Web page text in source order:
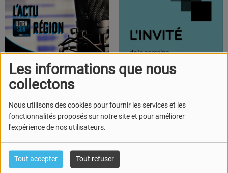
Les informations que nous
collectons
Nous utilisons des cookies pour fournir les services et les
fonctionnalités proposés sur notre site et pour améliorer
l'expérience de nos utilisateurs.
Tout accepter Tout refuser
IL Y A 19 HEURES
L'Actu Région L'invité de la semaine
IL Y A 1 MOIS